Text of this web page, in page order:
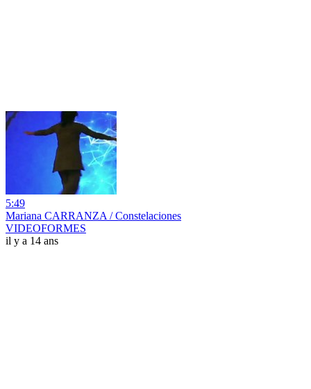
5:49
Mariana CARRANZA / Constelaciones
VIDEOFORMES
il y a 14 ans